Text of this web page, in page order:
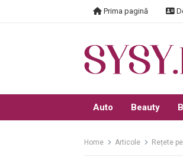
Prima pagină
Auto Beauty
Home Articole Rețete